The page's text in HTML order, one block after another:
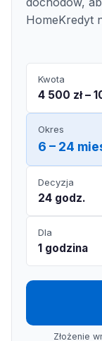
HomeKredyt
Kwota
4 500 zł –
Okres
6 – 24
Decyzja
24 godz.
Dla
1 godzina
Złożenie